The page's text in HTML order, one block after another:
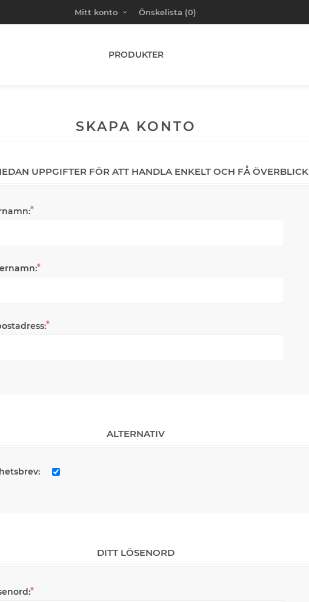
Mitt konto Önskelista (0)
PRODUKTER
SKAPA KONTO
UPPGIFTER FÖR ATT HANDLA ENKELT OCH FÅ ÖVERBLICK
*
*
*
ALTERNATIV
DITT LÖSENORD
*